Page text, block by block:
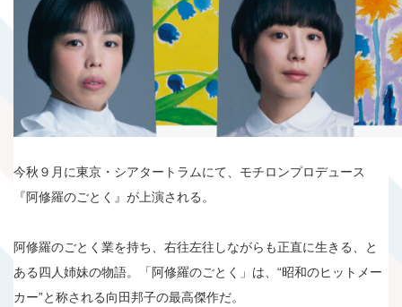
今秋９月に東京・シアタートラムにて、モチロンプロデュース
『阿修羅のごとく』が上演される。
阿修羅のごとく業を持ち、右往左往しながらも正直に生きる、と
ある四人姉妹の物語。「阿修羅のごとく」は、“昭和のヒットメー
カー”と称される向田邦子の最高傑作だ。